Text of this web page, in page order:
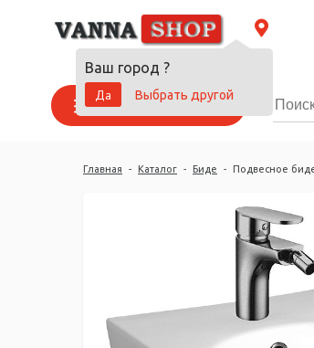
Ваш город ?
Да
Выбрать другой
Каталог товаров
Главная - Каталог - Биде - Подвесное